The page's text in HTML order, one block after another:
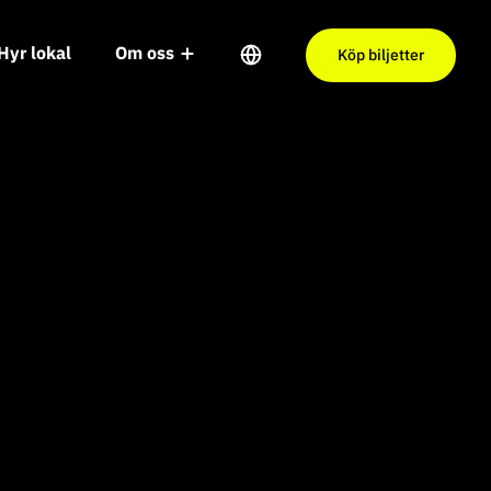
lokal Om oss Köp biljetter